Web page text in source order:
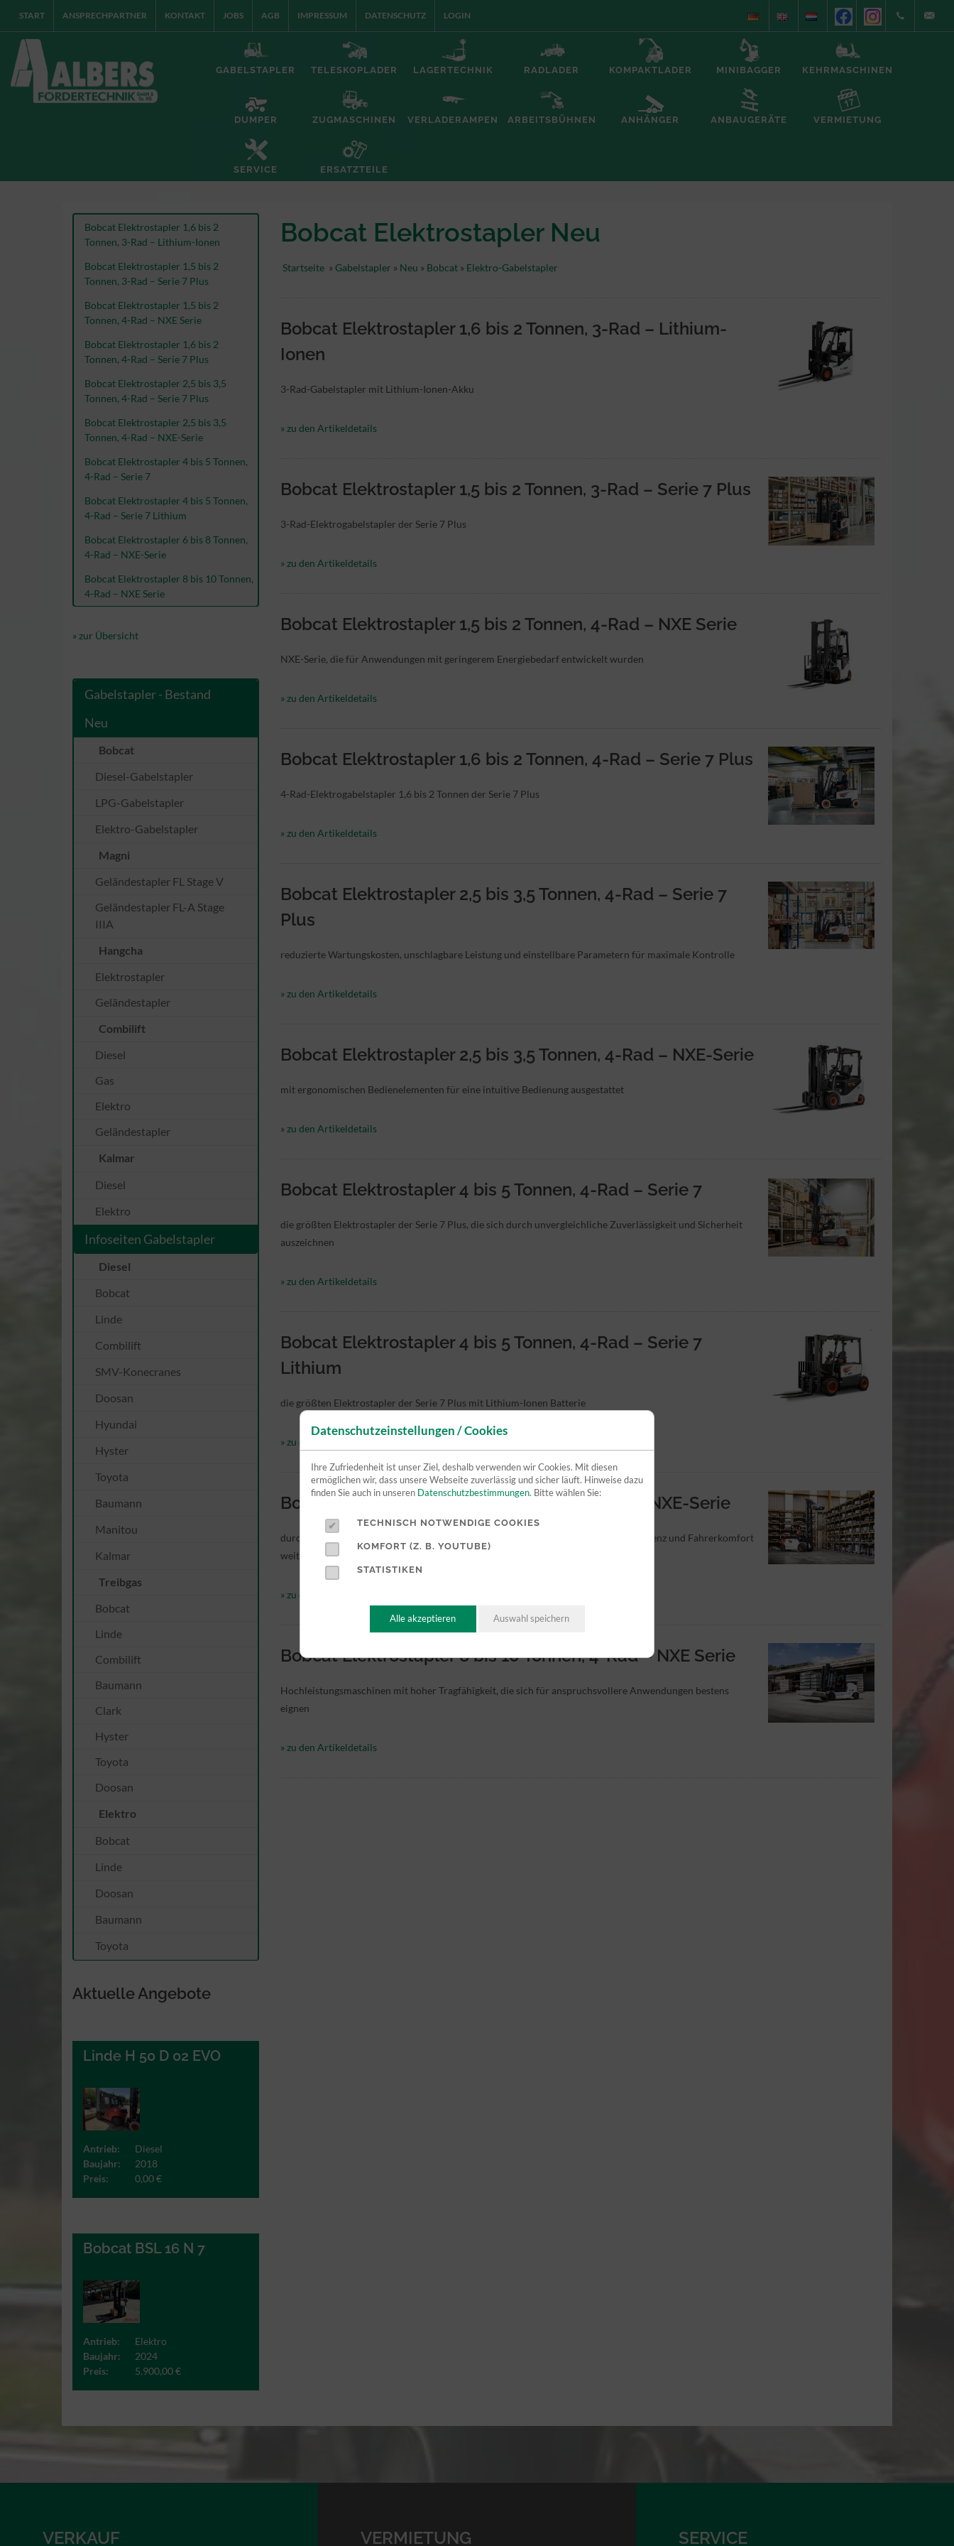
START ANSPRECHPARTNER KONTAKT JOBS AGB IMPRESSUM DATENSCHUTZ LOGIN
GABELSTAPLER TELESKOPLADER LAGERTECHNIK RADLADER KOMPAKTLADER MINIBAGGER KEHRMASCHINEN
DUMPER ZUGMASCHINEN VERLADERAMPEN ARBEITSBÜHNEN ANHÄNGER ANBAUGERÄTE VERMIETUNG
SERVICE ERSATZTEILE
Bobcat Elektrostapler 1,6 bis 2
Tonnen, 3-Rad – Lithium-Ionen
Bobcat Elektrostapler 1,5 bis 2
Tonnen, 3-Rad – Serie 7 Plus
Bobcat Elektrostapler 1,5 bis 2
Tonnen, 4-Rad – NXE Serie
Bobcat Elektrostapler 1,6 bis 2
Tonnen, 4-Rad – Serie 7 Plus
Bobcat Elektrostapler 2,5 bis 3,5
Tonnen, 4-Rad – Serie 7 Plus
Bobcat Elektrostapler 2,5 bis 3,5
Tonnen, 4-Rad – NXE-Serie
Bobcat Elektrostapler 4 bis 5 Tonnen,
4-Rad – Serie 7
Bobcat Elektrostapler 4 bis 5 Tonnen,
4-Rad – Serie 7 Lithium
Bobcat Elektrostapler 6 bis 8 Tonnen,
4-Rad – NXE-Serie
Bobcat Elektrostapler 8 bis 10 Tonnen,
4-Rad – NXE Serie
» zur Übersicht
Gabelstapler - Bestand
Neu
Bobcat
Diesel-Gabelstapler
LPG-Gabelstapler
Elektro-Gabelstapler
Magni
Geländestapler FL Stage V
Geländestapler FL-A Stage
IIIA
Hangcha
Elektrostapler
Geländestapler
Combilift
Diesel
Gas
Elektro
Geländestapler
Kalmar
Diesel
Elektro
Infoseiten Gabelstapler
Diesel
Bobcat
Linde
Combilift
SMV-Konecranes
Doosan
Hyundai
Hyster
Toyota
Baumann
Manitou
Kalmar
Treibgas
Bobcat
Linde
Combilift
Baumann
Clark
Hyster
Toyota
Doosan
Elektro
Bobcat
Linde
Doosan
Baumann
Toyota
Aktuelle Angebote
Linde H 50 D 02 EVO
Antrieb:
Diesel
Baujahr:
2018
Preis:
0,00 €
Bobcat BSL 16 N 7
Antrieb:
Elektro
Baujahr:
2024
Preis:
5.900,00 €
Bobcat Elektrostapler Neu
Startseite» Gabelstapler » Neu » Bobcat» Elektro-Gabelstapler
Bobcat Elektrostapler 1,6 bis 2 Tonnen, 3-Rad – Lithium-
Ionen
3-Rad-Gabelstapler mit Lithium-Ionen-Akku
» zu den Artikeldetails
Bobcat Elektrostapler 1,5 bis 2 Tonnen, 3-Rad – Serie 7 Plus
3-Rad-Elektrogabelstapler der Serie 7 Plus
» zu den Artikeldetails
Bobcat Elektrostapler 1,5 bis 2 Tonnen, 4-Rad – NXE Serie
NXE-Serie, die für Anwendungen mit geringerem Energiebedarf entwickelt wurden
» zu den Artikeldetails
Bobcat Elektrostapler 1,6 bis 2 Tonnen, 4-Rad – Serie 7 Plus
4-Rad-Elektrogabelstapler 1,6 bis 2 Tonnen der Serie 7 Plus
» zu den Artikeldetails
Bobcat Elektrostapler 2,5 bis 3,5 Tonnen, 4-Rad – Serie 7
Plus
reduzierte Wartungskosten, unschlagbare Leistung und einstellbare Parametern für maximale Kontrolle
» zu den Artikeldetails
Bobcat Elektrostapler 2,5 bis 3,5 Tonnen, 4-Rad – NXE-Serie
mit ergonomischen Bedienelementen für eine intuitive Bedienung ausgestattet
» zu den Artikeldetails
Bobcat Elektrostapler 4 bis 5 Tonnen, 4-Rad – Serie 7
die größten Elektrostapler der Serie 7 Plus, die sich durch unvergleichliche Zuverlässigkeit und Sicherheit
auszeichnen
» zu den Artikeldetails
Bobcat Elektrostapler 4 bis 5 Tonnen, 4-Rad – Serie 7
Lithium
die größten Elektrostapler der Serie 7 Plus mit Lithium-Ionen Batterie
» zu den Artikeldetails
Bobcat Elektrostapler 6 bis 8 Tonnen, 4-Rad – NXE-Serie
durch den leichten Zugang, der guten Sicht und des mühelosen Fahrens werden Effizienz und Fahrerkomfort
weiter verbessert.
» zu den Artikeldetails
Bobcat Elektrostapler 8 bis 10 Tonnen, 4-Rad – NXE Serie
Hochleistungsmaschinen mit hoher Tragfähigkeit, die sich für anspruchsvollere Anwendungen bestens
eignen
» zu den Artikeldetails
VERKAUF VERMIETUNG SERVICE
Datenschutzeinstellungen / Cookies
Ihre Zufriedenheit ist unser Ziel, deshalb verwenden wir Cookies. Mit diesen
ermöglichen wir, dass unsere Webseite zuverlässig und sicher läuft. Hinweise dazu
finden Sie auch in unseren Datenschutzbestimmungen. Bitte wählen Sie:
TECHNISCH NOTWENDIGE COOKIES
KOMFORT (Z. B. YOUTUBE)
STATISTIKEN
Alle akzeptieren Auswahl speichern